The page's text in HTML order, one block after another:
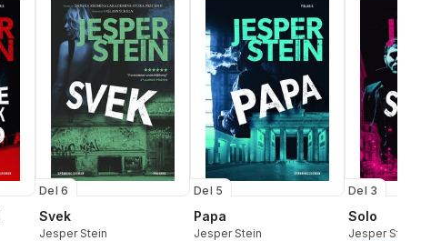
Del 6
Svek
Jesper Stein
Del 5
Papa
Jesper Stein
Del 3
Solo
Jesper Stein